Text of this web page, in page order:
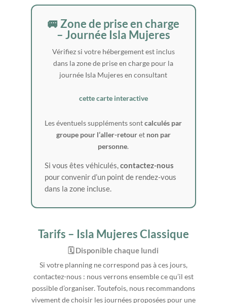
🚐 Zone de prise en charge
– Journée Isla Mujeres
Vérifiez si votre hébergement est inclus
dans la zone de prise en charge pour la
journée Isla Mujeres en consultant
cette carte interactive
Les éventuels suppléments sontcalculés par
groupe pour l’aller-retouret non par
personne.
Si vous êtes véhiculés, contactez-nous
pour convenir d’un point de rendez-vous
dans la zone incluse.
Tarifs – Isla Mujeres Classique
🗓️ Disponible chaque lundi
Si votre planning ne correspond pas à ces jours,
contactez-nous : nous verrons ensemble ce qu’il est
possible d’organiser. Toutefois, nous recommandons
vivement de choisir les journées proposées pour une